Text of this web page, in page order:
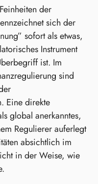
der
sich der
sofort als etwas,
Instrument
ist. Im
sind
Eine direkte
global anerkanntes,
Regulierer auferlegt
absichtlich im
in der Weise, wie